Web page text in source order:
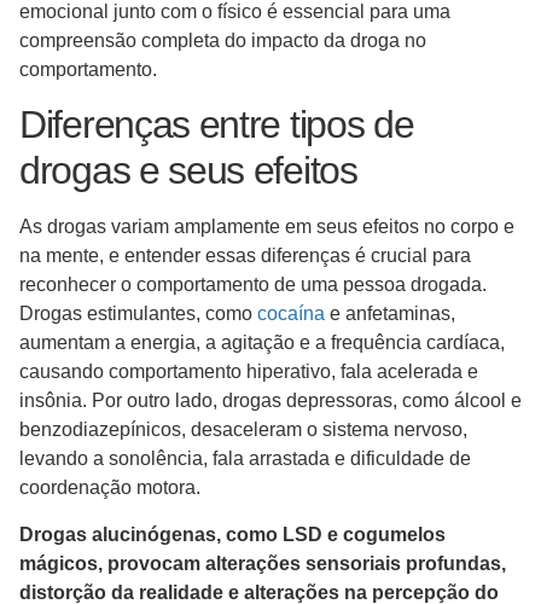
emocional junto com o físico é essencial para uma
compreensão completa do impacto da droga no
comportamento.
Diferenças entre tipos de
drogas e seus efeitos
As drogas variam amplamente em seus efeitos no corpo e
na mente, e entender essas diferenças é crucial para
reconhecer o comportamento de uma pessoa drogada.
Drogas estimulantes, como cocaína e anfetaminas,
aumentam a energia, a agitação e a frequência cardíaca,
causando comportamento hiperativo, fala acelerada e
insônia. Por outro lado, drogas depressoras, como álcool e
benzodiazepínicos, desaceleram o sistema nervoso,
levando a sonolência, fala arrastada e dificuldade de
coordenação motora.
Drogas alucinógenas, como LSD e cogumelos
mágicos, provocam alterações sensoriais profundas,
distorção da realidade e alterações na percepção do